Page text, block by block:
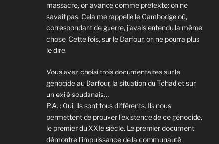
massacre, on avance comme prétexte: on ne
savait pas. Cela me rappelle le Cambodge où,
correspondant de guerre, j’avais entendu la même
chose. Cette fois, sur le Darfour, on ne pourra plus
le dire.
Vous avez choisi trois documentaires sur le
génocide au Darfour, la situation du Tchad et sur
un exilé soudanais…
P.A. : Oui, ils sont tous différents. Ils nous
permettent de prouver l’existence de ce génocide,
le premier du XXIe siècle. Le premier document
démontre l’impuissance de la communauté